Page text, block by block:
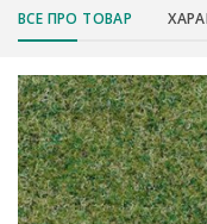
ВСЕ ПРО ТОВАР